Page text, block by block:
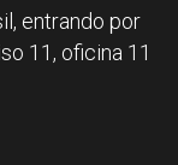
entrando por
11, oficina 11